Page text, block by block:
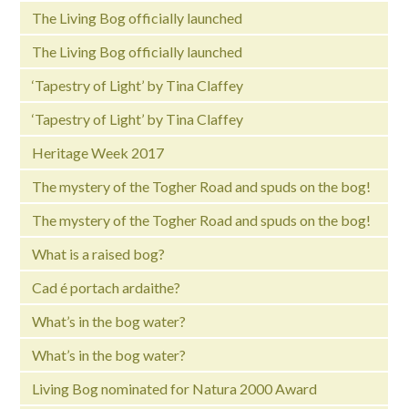
The Living Bog officially launched
The Living Bog officially launched
‘Tapestry of Light’ by Tina Claffey
‘Tapestry of Light’ by Tina Claffey
Heritage Week 2017
The mystery of the Togher Road and spuds on the bog!
The mystery of the Togher Road and spuds on the bog!
What is a raised bog?
Cad é portach ardaithe?
What’s in the bog water?
What’s in the bog water?
Living Bog nominated for Natura 2000 Award